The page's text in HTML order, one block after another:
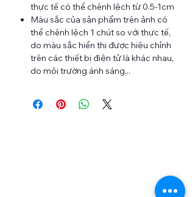
thực tế có thể chênh lệch từ 0.5-1cm
Màu sắc của sản phẩm trên ảnh có
thể chênh lệch 1 chút so với thực tế,
do màu sắc hiển thị được hiệu chỉnh
trên các thiết bị điện tử là khác nhau,
do môi trường ánh sáng...